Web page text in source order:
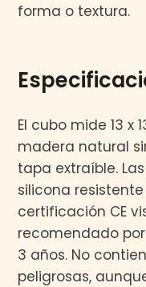
forma o textura.
El cubo mide 13 x
madera natural
tapa extraíble.
silicona
certificación CE
recomendado
3 años. No
peligrosas,